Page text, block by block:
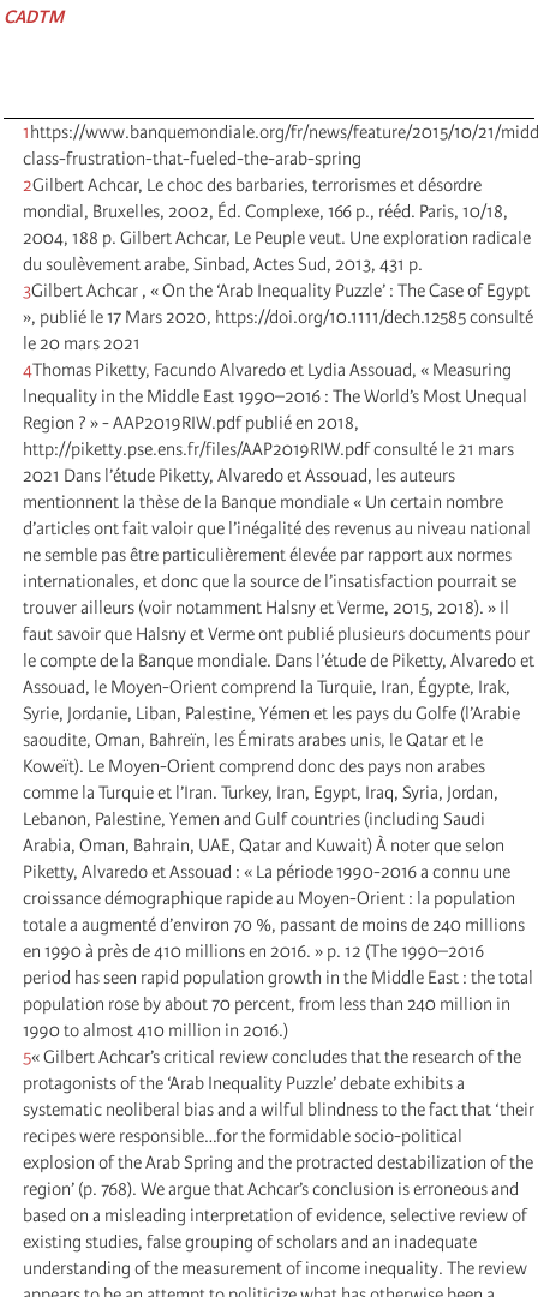
CADTM
1https://www.banquemondiale.org/fr/news/feature/2015/10/21/
class-frustration-that-fueled-the-arab-spring
2Gilbert Achcar, Le choc des barbaries, terrorismes et désordre
mondial, Bruxelles, 2002, Éd. Complexe, 166 p., rééd. Paris, 10/18,
2004, 188 p. Gilbert Achcar, Le Peuple veut. Une exploration radicale
du soulèvement arabe, Sinbad, Actes Sud, 2013, 431 p.
3Gilbert Achcar , « On the ‘Arab Inequality Puzzle’ : The Case of Egypt
», publié le 17 Mars 2020, https://doi.org/10.1111/dech.12585 consulté
le 20 mars 2021
4Thomas Piketty, Facundo Alvaredo et Lydia Assouad, « Measuring
lnequality in the Middle East 1990–2016 : The World’s Most Unequal
Region ? » - AAP2019RIW.pdf publié en 2018,
http://piketty.pse.ens.fr/files/AAP2019RIW.pdf consulté le 21 mars
2021 Dans l’étude Piketty, Alvaredo et Assouad, les auteurs
mentionnent la thèse de la Banque mondiale « Un certain nombre
d’articles ont fait valoir que l’inégalité des revenus au niveau national
ne semble pas être particulièrement élevée par rapport aux normes
internationales, et donc que la source de l’insatisfaction pourrait se
trouver ailleurs (voir notamment Halsny et Verme, 2015, 2018). » Il
faut savoir que Halsny et Verme ont publié plusieurs documents pour
le compte de la Banque mondiale. Dans l’étude de Piketty, Alvaredo et
Assouad, le Moyen-Orient comprend la Turquie, Iran, Égypte, Irak,
Syrie, Jordanie, Liban, Palestine, Yémen et les pays du Golfe (l’Arabie
saoudite, Oman, Bahreïn, les Émirats arabes unis, le Qatar et le
Koweït). Le Moyen-Orient comprend donc des pays non arabes
comme la Turquie et l’Iran. Turkey, Iran, Egypt, Iraq, Syria, Jordan,
Lebanon, Palestine, Yemen and Gulf countries (including Saudi
Arabia, Oman, Bahrain, UAE, Qatar and Kuwait) À noter que selon
Piketty, Alvaredo et Assouad : « La période 1990-2016 a connu une
croissance démographique rapide au Moyen-Orient : la population
totale a augmenté d’environ 70 %, passant de moins de 240 millions
en 1990 à près de 410 millions en 2016. » p. 12 (The 1990–2016
period has seen rapid population growth in the Middle East : the total
population rose by about 70 percent, from less than 240 million in
1990 to almost 410 million in 2016.)
5« Gilbert Achcar’s critical review concludes that the research of the
protagonists of the ‘Arab Inequality Puzzle’ debate exhibits a
systematic neoliberal bias and a wilful blindness to the fact that ‘their
recipes were responsible…for the formidable socio-political
explosion of the Arab Spring and the protracted destabilization of the
region’ (p. 768). We argue that Achcar’s conclusion is erroneous and
based on a misleading interpretation of evidence, selective review of
existing studies, false grouping of scholars and an inadequate
understanding of the measurement of income inequality. The review